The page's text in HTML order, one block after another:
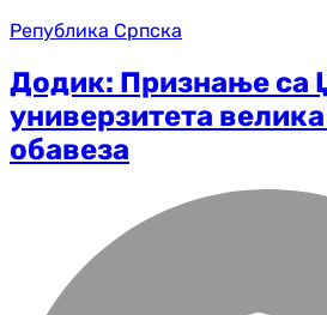
Република Српска
Додик: Признање са
универзитета
обавеза